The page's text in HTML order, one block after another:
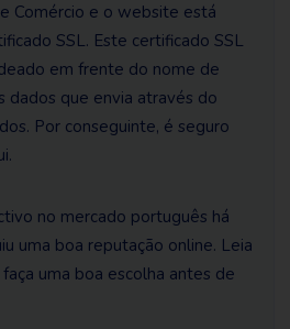
Comércio e o website está
SSL. Este certificado SSL
em frente do nome de
dados que envia através do
Por conseguinte, é seguro
no mercado português há
uma boa reputação online. Leia
uma boa escolha antes de